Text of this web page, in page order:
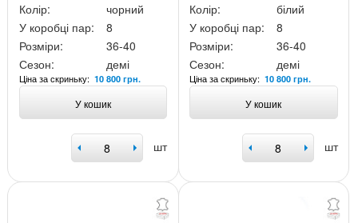
Колір:
чорний
У коробці пар:
8
Розміри:
36-40
Сезон:
демі
Ціна за скриньку: 10 800 грн.
У кошик
шт
Колір:
білий
У коробці пар:
8
Розміри:
36-40
Сезон:
демі
Ціна за скриньку:10 800 грн.
У кошик
шт